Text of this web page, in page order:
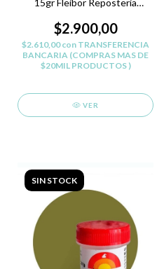
15gr Fleibor Reposteria
$2.900,00
$2.610,00con TRANSFERENCIA
BANCARIA (COMPRAS MAS DE
$20MIL PRODUCTOS )
VER
SIN STOCK